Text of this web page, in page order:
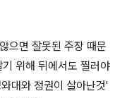
으면 잘못된 주장 때문
위해 뒤에서도 찔러야
대와 정권이 살아난것'